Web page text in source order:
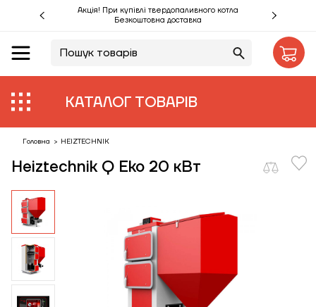
Акція! При купівлі твердопаливного котла
Безкоштовна доставка
КАТАЛОГ ТОВАРІВ
Акції %
Виробники
Об'єкти
Монтаж
Клієнтам
Статті
Контакти
Головна > HEIZTECHNIK
Heiztechnik Q Eko 20 кВт